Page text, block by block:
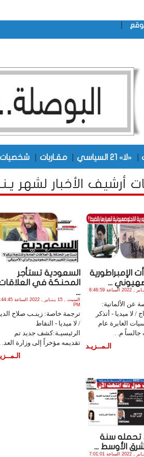
«لا» 21 السياسي مقـاربات شخصيات
أرشيف الأخبار لشهر
الإمبراطورية
...
الثلاثاء , 25 يـنـاير , 2022 الساعة 8:46:59
عن الألمانية:
/ لا ميديا - أتذكر
الغابرة عام
الـمــزيـد
السعودية تستأجر
المحنكة في
...
السبت , 15 يـنـاير , 2022
PM
ترجمة خاصة: زينـب صلاح
/ لا ميديا - النقاط
الرئيسيـة:كشف جديد تم
تقديمه مؤخراً إلى وزارة العد. .
تحمله سنة
الثلاثاء , 11 يـنـاير , 2022 الساعة 7:01:01